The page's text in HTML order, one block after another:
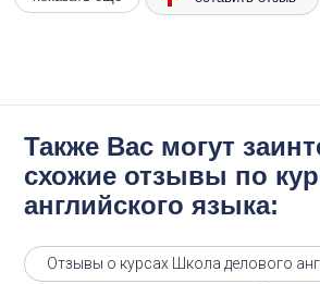
Также Вас могут
схожие отзывы по
английского языка:
Отзывы о курсах Школа делового